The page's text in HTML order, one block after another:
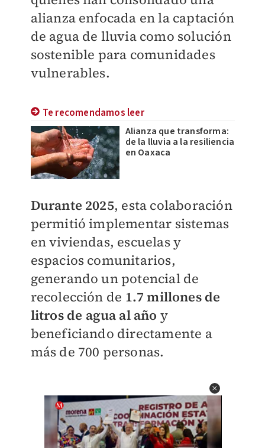
alianza enfocada en la captación
de agua de lluvia como solución
sostenible para comunidades
vulnerables.
Te recomendamos leer
Alianza que transforma:
de la lluvia a la resiliencia
en Oaxaca
Durante 2025, esta colaboración
permitió implementar sistemas
en viviendas, escuelas y
espacios comunitarios,
generando un potencial de
recolección de 1.7 millones de
litros de agua al año y
beneficiando directamente a
más de 700 personas.